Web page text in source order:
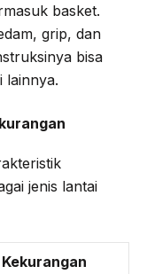
basket.
grip, dan
bisa
lainnya.
jenis lantai
Kekurangan